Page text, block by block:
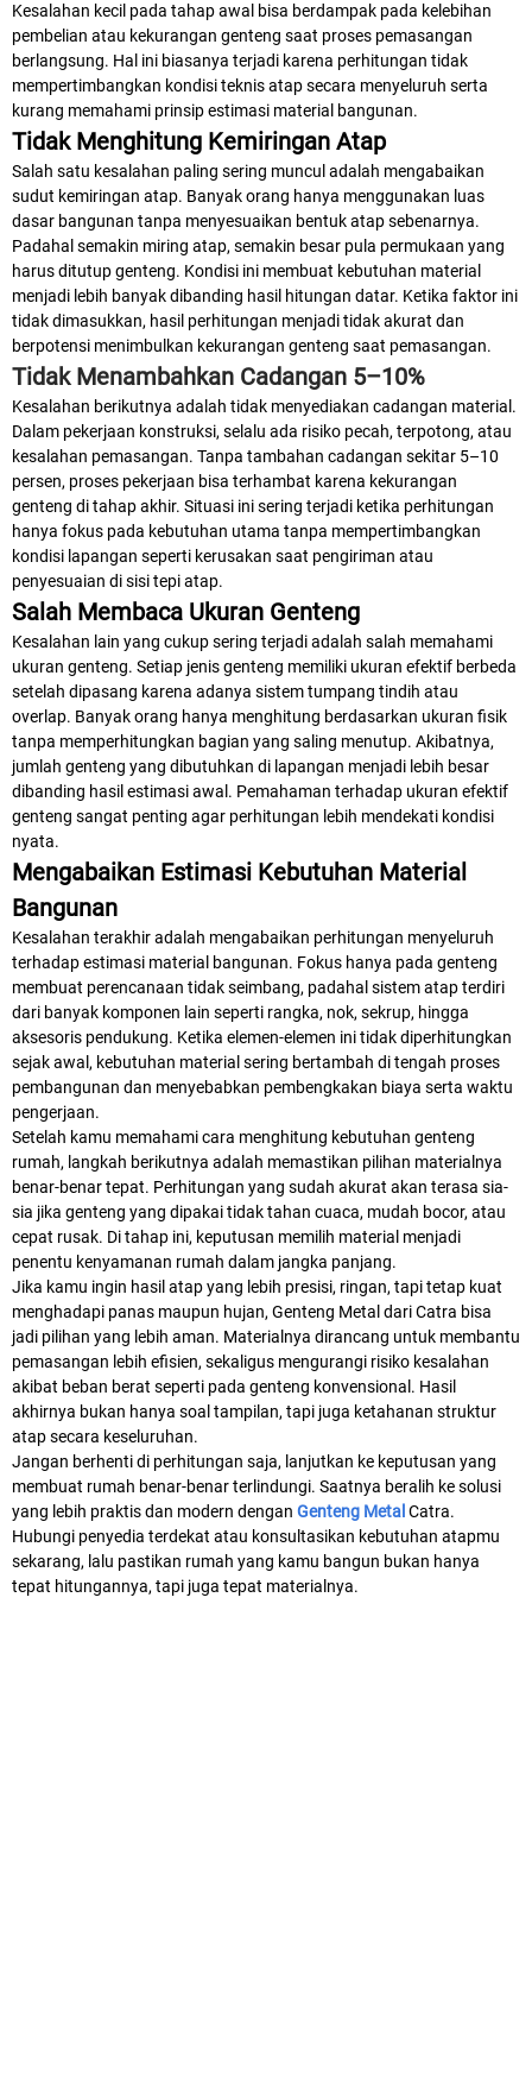
Kesalahan kecil pada tahap awal bisa berdampak pada kelebihan
pembelian atau kekurangan genteng saat proses pemasangan
berlangsung. Hal ini biasanya terjadi karena perhitungan tidak
mempertimbangkan kondisi teknis atap secara menyeluruh serta
kurang memahami prinsip estimasi material bangunan.
Tidak Menghitung Kemiringan Atap
Salah satu kesalahan paling sering muncul adalah mengabaikan
sudut kemiringan atap. Banyak orang hanya menggunakan luas
dasar bangunan tanpa menyesuaikan bentuk atap sebenarnya.
Padahal semakin miring atap, semakin besar pula permukaan yang
harus ditutup genteng. Kondisi ini membuat kebutuhan material
menjadi lebih banyak dibanding hasil hitungan datar. Ketika faktor ini
tidak dimasukkan, hasil perhitungan menjadi tidak akurat dan
berpotensi menimbulkan kekurangan genteng saat pemasangan.
Tidak Menambahkan Cadangan 5–10%
Kesalahan berikutnya adalah tidak menyediakan cadangan material.
Dalam pekerjaan konstruksi, selalu ada risiko pecah, terpotong, atau
kesalahan pemasangan. Tanpa tambahan cadangan sekitar 5–10
persen, proses pekerjaan bisa terhambat karena kekurangan
genteng di tahap akhir. Situasi ini sering terjadi ketika perhitungan
hanya fokus pada kebutuhan utama tanpa mempertimbangkan
kondisi lapangan seperti kerusakan saat pengiriman atau
penyesuaian di sisi tepi atap.
Salah Membaca Ukuran Genteng
Kesalahan lain yang cukup sering terjadi adalah salah memahami
ukuran genteng. Setiap jenis genteng memiliki ukuran efektif berbeda
setelah dipasang karena adanya sistem tumpang tindih atau
overlap. Banyak orang hanya menghitung berdasarkan ukuran fisik
tanpa memperhitungkan bagian yang saling menutup. Akibatnya,
jumlah genteng yang dibutuhkan di lapangan menjadi lebih besar
dibanding hasil estimasi awal. Pemahaman terhadap ukuran efektif
genteng sangat penting agar perhitungan lebih mendekati kondisi
nyata.
Mengabaikan Estimasi Kebutuhan Material
Bangunan
Kesalahan terakhir adalah mengabaikan perhitungan menyeluruh
terhadap estimasi material bangunan. Fokus hanya pada genteng
membuat perencanaan tidak seimbang, padahal sistem atap terdiri
dari banyak komponen lain seperti rangka, nok, sekrup, hingga
aksesoris pendukung. Ketika elemen-elemen ini tidak diperhitungkan
sejak awal, kebutuhan material sering bertambah di tengah proses
pembangunan dan menyebabkan pembengkakan biaya serta waktu
pengerjaan.
Setelah kamu memahami cara menghitung kebutuhan genteng
rumah, langkah berikutnya adalah memastikan pilihan materialnya
benar-benar tepat. Perhitungan yang sudah akurat akan terasa sia-
sia jika genteng yang dipakai tidak tahan cuaca, mudah bocor, atau
cepat rusak. Di tahap ini, keputusan memilih material menjadi
penentu kenyamanan rumah dalam jangka panjang.
Jika kamu ingin hasil atap yang lebih presisi, ringan, tapi tetap kuat
menghadapi panas maupun hujan, Genteng Metal dari Catra bisa
jadi pilihan yang lebih aman. Materialnya dirancang untuk membantu
pemasangan lebih efisien, sekaligus mengurangi risiko kesalahan
akibat beban berat seperti pada genteng konvensional. Hasil
akhirnya bukan hanya soal tampilan, tapi juga ketahanan struktur
atap secara keseluruhan.
Jangan berhenti di perhitungan saja, lanjutkan ke keputusan yang
membuat rumah benar-benar terlindungi. Saatnya beralih ke solusi
yang lebih praktis dan modern dengan Genteng Metal Catra.
Hubungi penyedia terdekat atau konsultasikan kebutuhan atapmu
sekarang, lalu pastikan rumah yang kamu bangun bukan hanya
tepat hitungannya, tapi juga tepat materialnya.